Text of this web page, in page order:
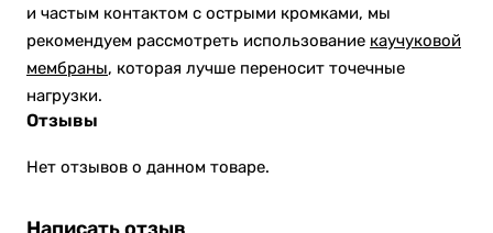
и частым контактом с острыми кромками, мы
рекомендуем рассмотреть использование каучуковой
мембраны, которая лучше переносит точечные
нагрузки.
Отзывы
Нет отзывов о данном товаре.